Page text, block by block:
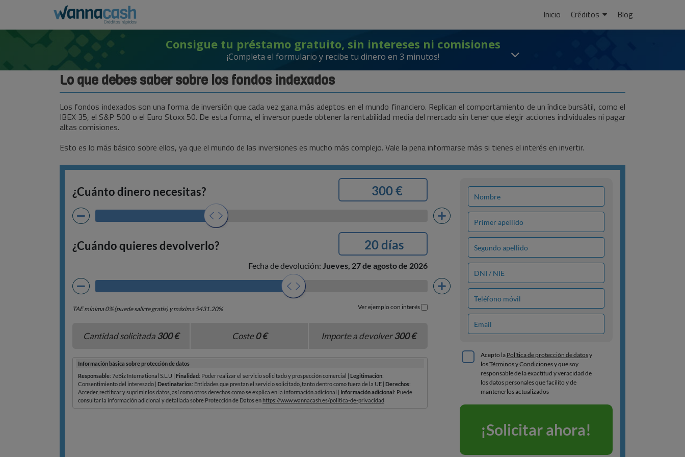
al
contenido
Inicio Créditos Blog
Consigue tu préstamo gratuito, sin intereses ni comisiones
¡Completa el formulario y recibe tu dinero en 3 minutos!
Lo que debes saber sobre los fondos indexados
Los fondos indexados son una forma de inversión que cada vez gana más adeptos en el mundo financiero. Replican el comportamiento de un índice bursátil, como el
IBEX 35, el S&P 500 o el Euro Stoxx 50. De esta forma, el inversor puede obtener la rentabilidad media del mercado sin tener que elegir acciones individuales ni pagar
altas comisiones.
Esto es lo más básico sobre ellos, ya que el mundo de las inversiones es mucho más complejo. Vale la pena informarse más si tienes el interés en invertir.